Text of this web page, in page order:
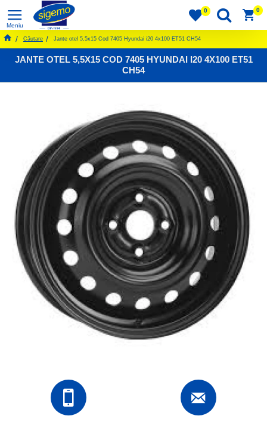
0 0
Căutare Jante otel 5,5x15 Cod 7405 Hyundai i20 4x100 ET51 CH54
JANTE OTEL 5,5X15 COD 7405 HYUNDAI I20 4X100 ET51
CH54